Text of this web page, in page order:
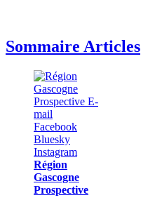
Sommaire Articles
Région
Gascogne
Prospective